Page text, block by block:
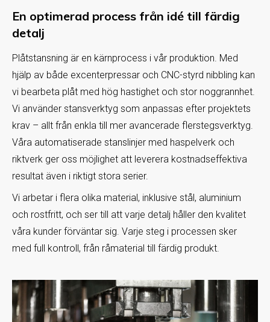
En optimerad process från idé till färdig
detalj
Plåtstansning är en kärnprocess i vår produktion. Med
hjälp av både excenterpressar och CNC-styrd nibbling kan
vi bearbeta plåt med hög hastighet och stor noggrannhet.
Vi använder stansverktyg som anpassas efter projektets
krav – allt från enkla till mer avancerade flerstegsverktyg.
Våra automatiserade stanslinjer med haspelverk och
riktverk ger oss möjlighet att leverera kostnadseffektiva
resultat även i riktigt stora serier.
Vi arbetar i flera olika material, inklusive stål, aluminium
och rostfritt, och ser till att varje detalj håller den kvalitet
våra kunder förväntar sig. Varje steg i processen sker
med full kontroll, från råmaterial till färdig produkt.